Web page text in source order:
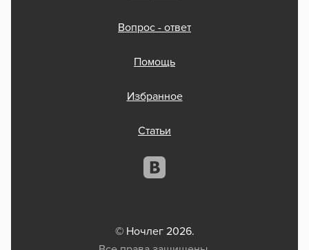
Вопрос - ответ
Помощь
Избранное
Статьи
© Ночлег 2026.